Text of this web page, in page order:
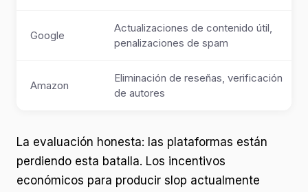
Google
Actualizaciones de contenido útil,
penalizaciones de spam
Amazon
Eliminación de reseñas, verificación
de autores
La evaluación honesta: las plataformas están
perdiendo esta batalla. Los incentivos
económicos para producir slop actualmente